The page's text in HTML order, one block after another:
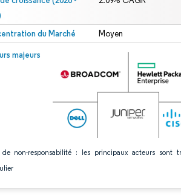
du Marché Moyen
majeurs
non-responsabilité : les principaux acteurs sont
© Mordor Intelligence. La réutilisation nécessite une